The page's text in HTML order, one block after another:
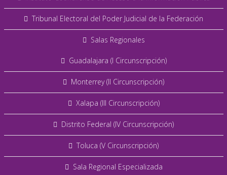
Tribunal Electoral del Poder Judicial de la Federación
Salas Regionales
Guadalajara (I Circunscripción)
Monterrey (II Circunscripción)
Xalapa (III Circunscripción)
Distrito Federal (IV Circunscripción)
Toluca (V Circunscripción)
Sala Regional Especializada